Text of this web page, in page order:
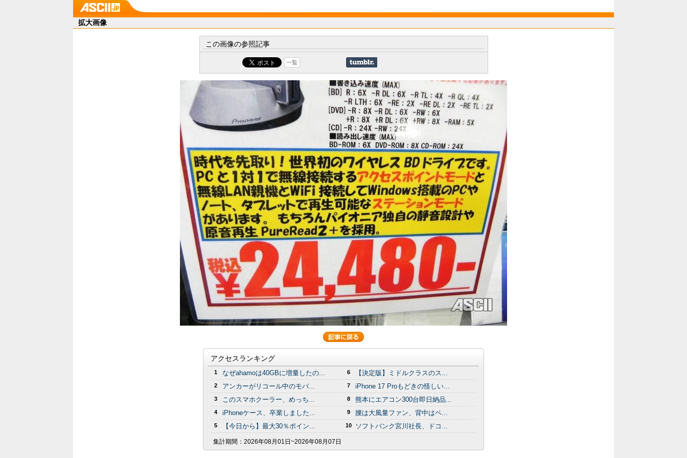
拡大画像
この画像の参照記事
一覧
アクセスランキング
1 なぜahamoは40GBに増量したの...
2 アンカーがリコール中のモバ...
3 このスマホクーラー、めっち...
4 iPhoneケース、卒業しました...
5 【今日から】最大30％ポイン...
6 【決定版】ミドルクラスのス...
7 iPhone 17 Proもどきの怪しい...
8 熊本にエアコン300台即日納品...
9 腰は大風量ファン、背中はペ...
10 ソフトバンク宮川社長、ドコ...
集計期間： 2026年08月01日~2026年08月07日